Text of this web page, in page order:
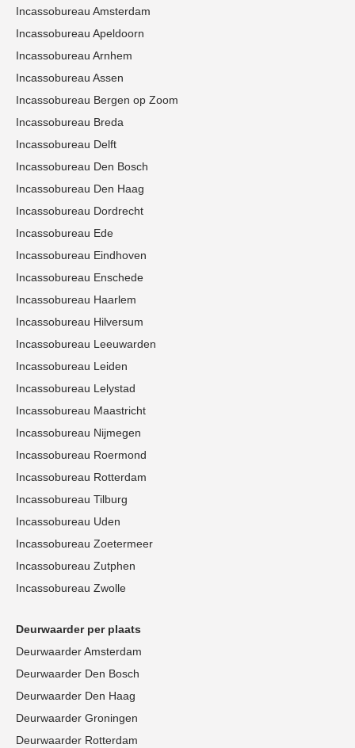
Incassobureau Amsterdam
Incassobureau Apeldoorn
Incassobureau Arnhem
Incassobureau Assen
Incassobureau Bergen op Zoom
Incassobureau Breda
Incassobureau Delft
Incassobureau Den Bosch
Incassobureau Den Haag
Incassobureau Dordrecht
Incassobureau Ede
Incassobureau Eindhoven
Incassobureau Enschede
Incassobureau Haarlem
Incassobureau Hilversum
Incassobureau Leeuwarden
Incassobureau Leiden
Incassobureau Lelystad
Incassobureau Maastricht
Incassobureau Nijmegen
Incassobureau Roermond
Incassobureau Rotterdam
Incassobureau Tilburg
Incassobureau Uden
Incassobureau Zoetermeer
Incassobureau Zutphen
Incassobureau Zwolle
Deurwaarder per plaats
Deurwaarder Amsterdam
Deurwaarder Den Bosch
Deurwaarder Den Haag
Deurwaarder Groningen
Deurwaarder Rotterdam